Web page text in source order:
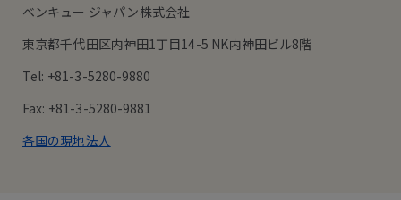
ベンキュー ジャパン株式会社
東京都千代田区内神田1丁目14-5 NK内神田ビル8階
Tel: +81-3-5280-9880
Fax: +81-3-5280-9881
各国の現地法人